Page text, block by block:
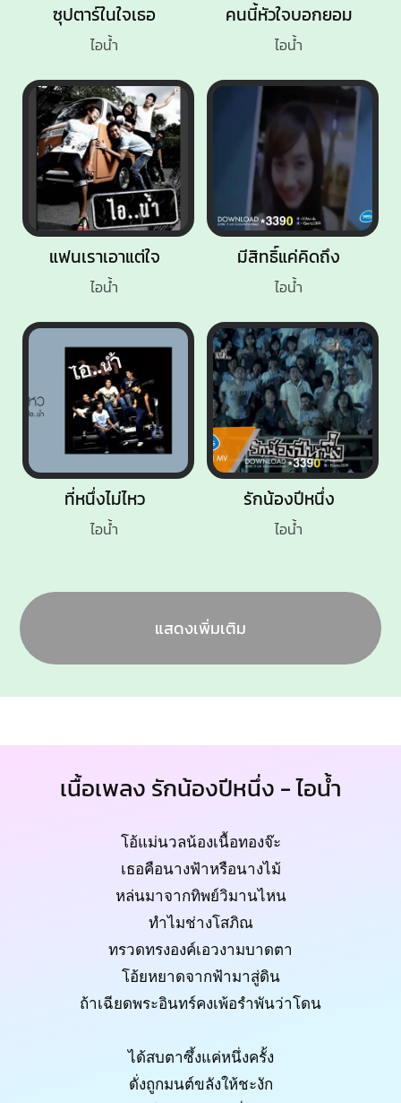
ที่หนึ่งไม่ไหว
ไอน้ำ
รักน้องปีหนึ่ง
ไอน้ำ
มีสิทธิ์แค่คิดถึง
ไอน้ำ
ซุปตาร์ในใจเธอ
ไอน้ำ
แฟนเราเอาแต่ใจ
ไอน้ำ
คนนี้หัวใจบอกยอม
ไอน้ำ
แสดงเพิ่มเติม
เนื้อเพลง รักน้องปีหนึ่ง - ไอน้ำ
โอ้แม่นวลน้องเนื้อทองจ๊ะ
เธอคือนางฟ้าหรือนางไม้
หล่นมาจากทิพย์วิมานไหน
ทำไมช่างโสภิณ
ทรวดทรงองค์เอวงามบาดตา
โอ้ยหยาดจากฟ้ามาสู่ดิน
ถ้าเฉียดพระอินทร์คงเพ้อรำพันว่าโดน
ได้สบตาซึ้งแค่หนึ่งครั้ง
ดั่งถูกมนต์ขลังให้ชะงัก